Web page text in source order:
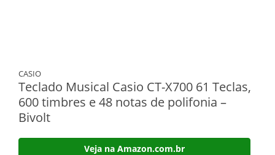
CASIO
Teclado Musical Casio CT-X700 61 Teclas,
600 timbres e 48 notas de polifonia –
Bivolt
Veja na Amazon.com.br